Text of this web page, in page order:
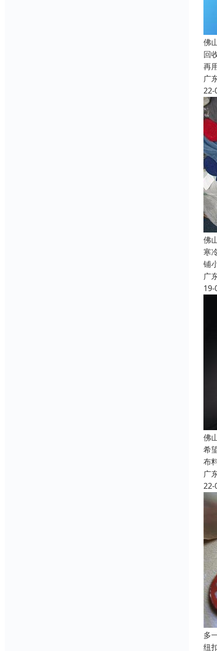
佛
回
再
广
22-
佛
寒
铺
广
19-
佛
希
布
广
22-
多
纽